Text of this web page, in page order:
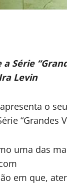
Série
Levin
o
uma das
em que,